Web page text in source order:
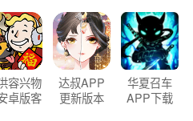
容兴物
卓版客
达叔APP
更新版本
华夏召车
APP下载